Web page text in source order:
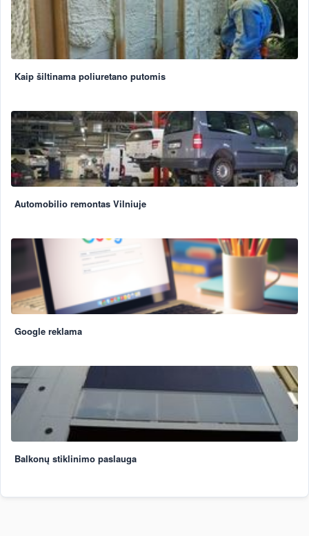
Kaip šiltinama poliuretano putomis
Automobilio remontas Vilniuje
Google reklama
Balkonų stiklinimo paslauga